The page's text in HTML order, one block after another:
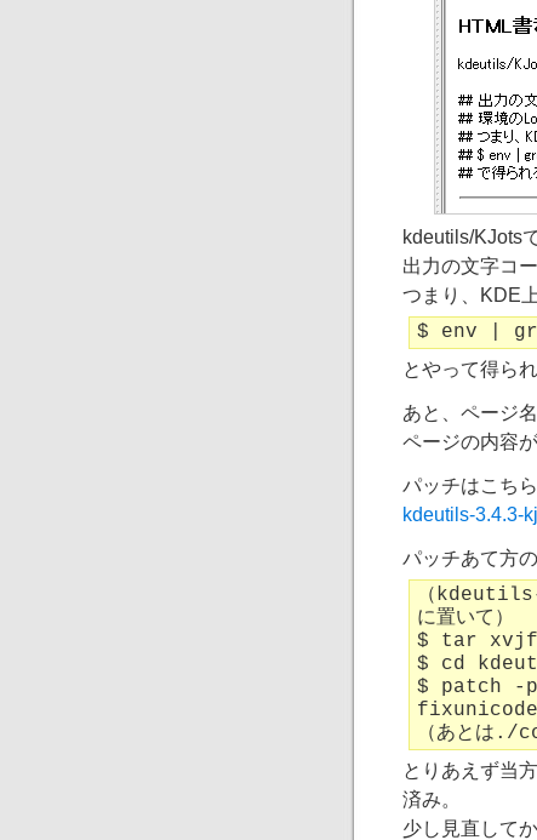
kdeutils/KJots
出力の文字コ
つまり、KDE
$ env |
とやって得ら
あと、ページ
ページの内容
パッチはこちら
kdeutils-3.4.3-
パッチあて方の
（
に置いて）
$ tar xvjf
$ cd
$ patch -
（あとは./
とりあえず当
済み。
少し見直して